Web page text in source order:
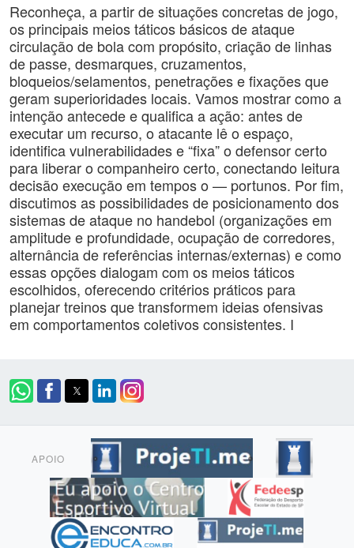
Reconheça, a partir de situações concretas de jogo,
os principais meios táticos básicos de ataque
circulação de bola com propósito, criação de linhas
de passe, desmarques, cruzamentos,
bloqueios/selamentos, penetrações e fixações que
geram superioridades locais. Vamos mostrar como a
intenção antecede e qualifica a ação: antes de
executar um recurso, o atacante lê o espaço,
identifica vulnerabilidades e “fixa” o defensor certo
para liberar o companheiro certo, conectando leitura
decisão execução em tempos o — portunos. Por fim,
discutimos as possibilidades de posicionamento dos
sistemas de ataque no handebol (organizações em
amplitude e profundidade, ocupação de corredores,
alternância de referências internas/externas) e como
essas opções dialogam com os meios táticos
escolhidos, oferecendo critérios práticos para
planejar treinos que transformem ideias ofensivas
em comportamentos coletivos consistentes. I
APOIO